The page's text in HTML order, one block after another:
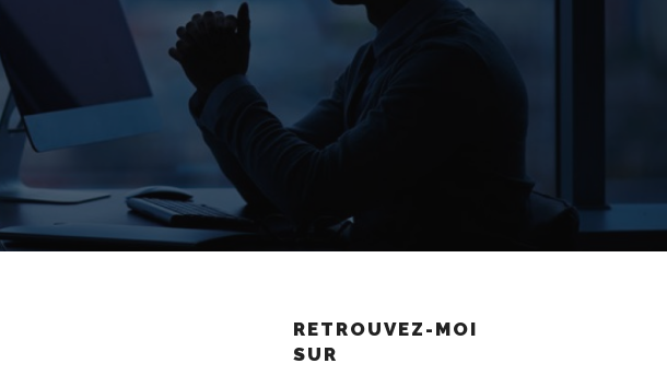
RETROUVEZ-MOI
SUR